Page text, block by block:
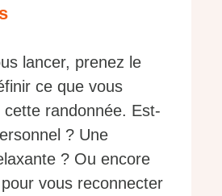
lancer, prenez le
ce que vous
randonnée. Est-
? Une
? Ou encore
vous reconnecter